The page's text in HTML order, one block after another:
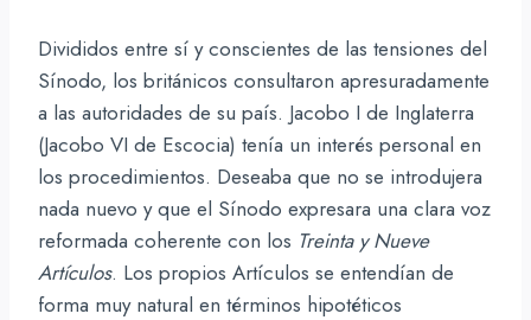
Divididos entre sí y conscientes de las tensiones del
Sínodo, los británicos consultaron apresuradamente
a las autoridades de su país. Jacobo I de Inglaterra
(Jacobo VI de Escocia) tenía un interés personal en
los procedimientos. Deseaba que no se introdujera
nada nuevo y que el Sínodo expresara una clara voz
reformada coherente con los Treinta y Nueve
Artículos. Los propios Artículos se entendían de
forma muy natural en términos hipotéticos